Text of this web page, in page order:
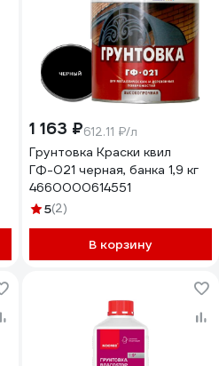
1 163 ₽612.11 ₽/л
Грунтовка Краски квил
ГФ-021 черная, банка 1,9 кг
4660000614551
5(2)
В корзину